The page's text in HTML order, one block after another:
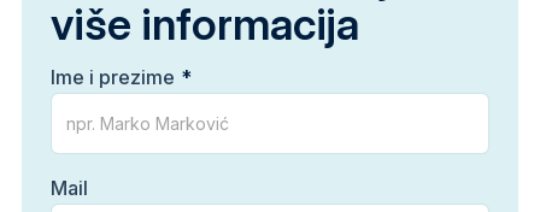
više informacija
Ime i prezime
Mail